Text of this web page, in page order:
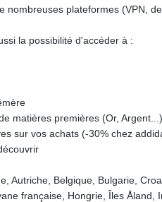
nombreuses plateformes (VPN,
la possibilité d'accéder à :
matières premières (Or, Argent...)
sur vos achats (-30% chez
Autriche, Belgique, Bulgarie,
française, Hongrie, Îles Åland,